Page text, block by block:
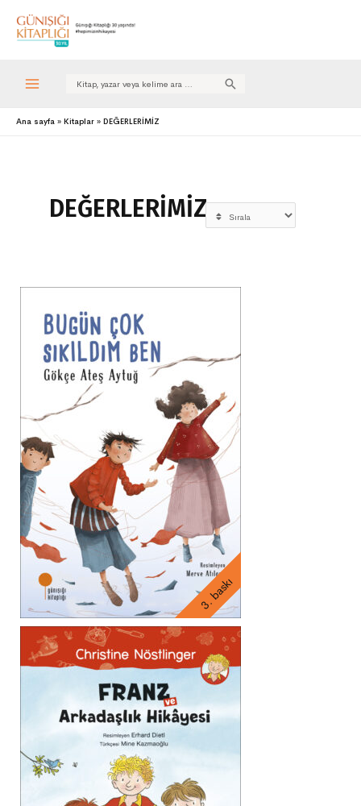
Search
Ana sayfa Kitaplar DEĞERLERİMİZ
DEĞERLERİMİZ
3. baskı